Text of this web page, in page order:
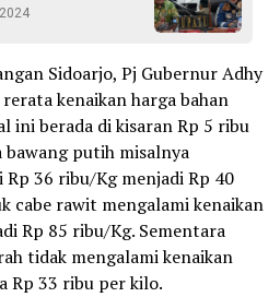
Sidoarjo, Pj Gubernur Adhy
kenaikan harga bahan
ini berada di kisaran Rp 5 ribu
bawang putih misalnya
36 ribu/Kg menjadi Rp 40
cabe rawit mengalami kenaikan
Rp 85 ribu/Kg. Sementara
tidak mengalami kenaikan
Rp 33 ribu per kilo.